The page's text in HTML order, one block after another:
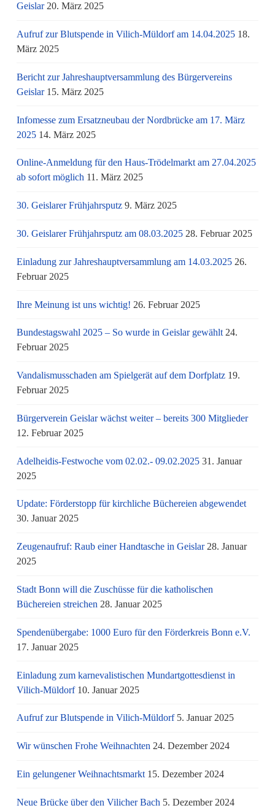
Geislar 20. März 2025
Aufruf zur Blutspende in Vilich-Müldorf am 14.04.2025 18.
März 2025
Bericht zur Jahreshauptversammlung des Bürgervereins
Geislar 15. März 2025
Infomesse zum Ersatzneubau der Nordbrücke am 17. März
2025 14. März 2025
Online-Anmeldung für den Haus-Trödelmarkt am 27.04.2025
ab sofort möglich 11. März 2025
30. Geislarer Frühjahrsputz 9. März 2025
30. Geislarer Frühjahrsputz am 08.03.2025 28. Februar 2025
Einladung zur Jahreshauptversammlung am 14.03.2025 26.
Februar 2025
Ihre Meinung ist uns wichtig! 26. Februar 2025
Bundestagswahl 2025 – So wurde in Geislar gewählt 24.
Februar 2025
Vandalismusschaden am Spielgerät auf dem Dorfplatz 19.
Februar 2025
Bürgerverein Geislar wächst weiter – bereits 300 Mitglieder
12. Februar 2025
Adelheidis-Festwoche vom 02.02.- 09.02.2025 31. Januar
2025
Update: Förderstopp für kirchliche Büchereien abgewendet
30. Januar 2025
Zeugenaufruf: Raub einer Handtasche in Geislar 28. Januar
2025
Stadt Bonn will die Zuschüsse für die katholischen
Büchereien streichen 28. Januar 2025
Spendenübergabe: 1000 Euro für den Förderkreis Bonn e.V.
17. Januar 2025
Einladung zum karnevalistischen Mundartgottesdienst in
Vilich-Müldorf 10. Januar 2025
Aufruf zur Blutspende in Vilich-Müldorf 5. Januar 2025
Wir wünschen Frohe Weihnachten 24. Dezember 2024
Ein gelungener Weihnachtsmarkt 15. Dezember 2024
Neue Brücke über den Vilicher Bach 5. Dezember 2024